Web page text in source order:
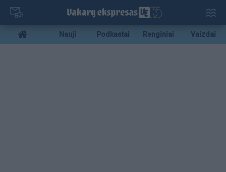
Pereiti
pagrindinį
turinį
Mobile
menu
Nauji Podkastai Renginiai Vaizdai